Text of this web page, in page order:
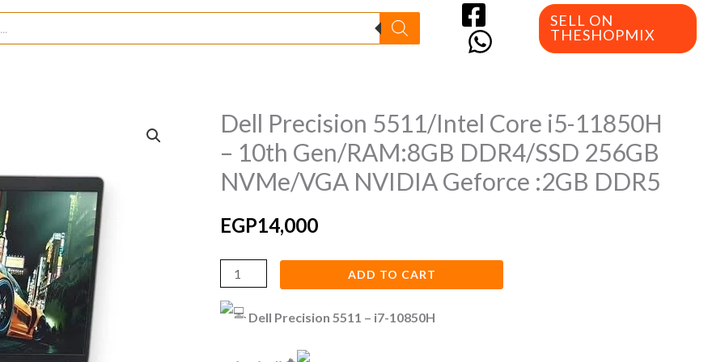
SELL ON
THESHOPMIX
Dell Precision 5511/Intel Core i5-11850H
– 10th Gen/RAM:8GB DDR4/SSD 256GB
NVMe/VGA NVIDIA Geforce :2GB DDR5
EGP14,000
Dell Precision 5511 – i7-10850H
Dell
Precision
5511/Intel
Core
11850H
–
10th
Gen/RAM:8GB
ADD TO CART